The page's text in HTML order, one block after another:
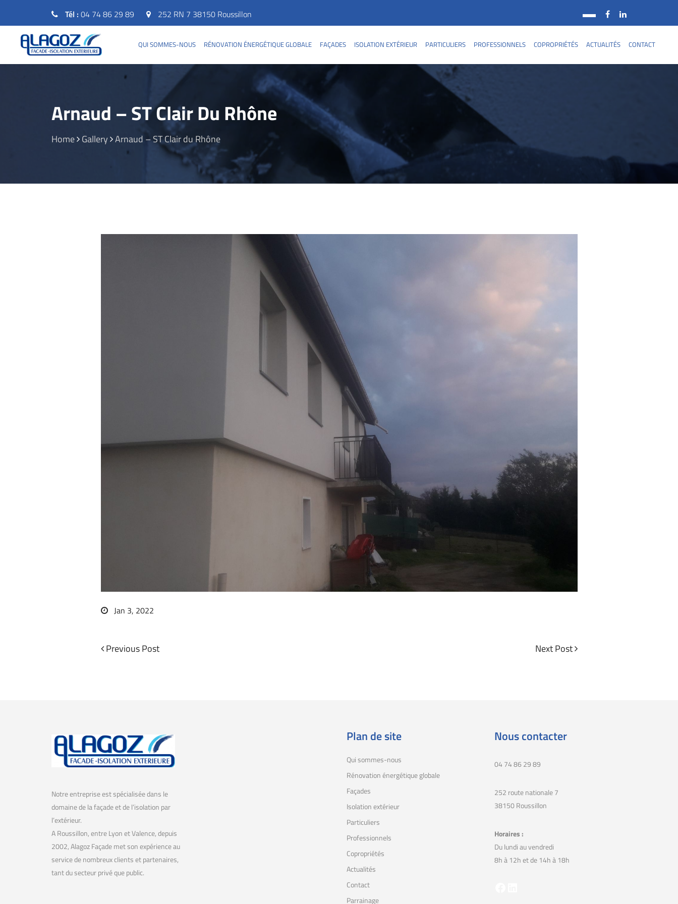
Tél : 04 74 86 29 89 252 RN 7 38150 Roussillon
QUI SOMMES-NOUS RÉNOVATION ÉNERGÉTIQUE GLOBALE FAÇADES ISOLATION EXTÉRIEUR PARTICULIERS PROFESSIONNELS COPROPRIÉTÉS ACTUALITÉS CONTACT
Arnaud – ST Clair Du Rhône
Home Gallery Arnaud – ST Clair du Rhône
Jan 3, 2022
Navigation
Previous
Previous Post
Next
Next Post
Notre entreprise est spécialisée dans le
domaine de la façade et de l’isolation par
l’extérieur.
A Roussillon, entre Lyon et Valence, depuis
2002, Alagoz Façade met son expérience au
service de nombreux clients et partenaires,
tant du secteur privé que public.
Plan de site
Qui sommes-nous
Rénovation énergétique globale
Façades
Isolation extérieur
Particuliers
Professionnels
Copropriétés
Actualités
Contact
Parrainage
Nous contacter
04 74 86 29 89
252 route nationale 7
38150 Roussillon
Horaires :
Du lundi au vendredi
8h à 12h et de 14h à 18h